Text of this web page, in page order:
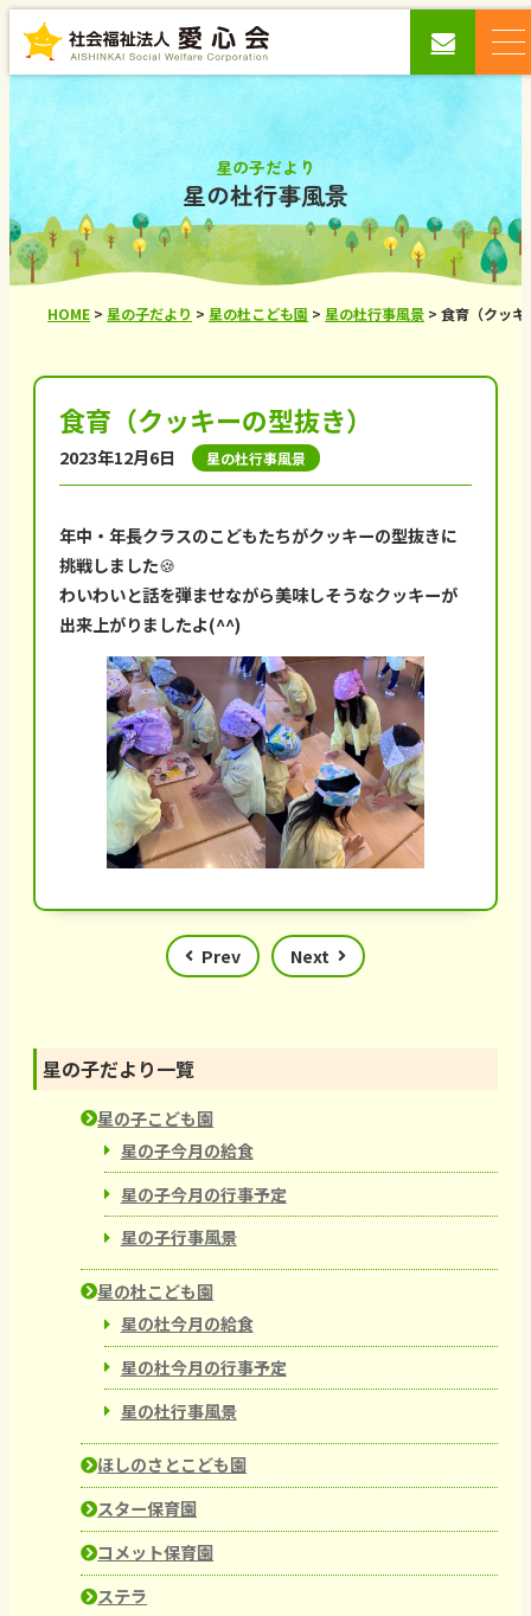
星の杜行事風景
星の子だより
HOME >星の子だより >星の杜こども園 >星の杜行事風景 >食育（クッ
食育（クッキーの型抜き）
2023年12月6日 星の杜行事風景
年中・年長クラスのこどもたちがクッキーの型抜きに
挑戦しました🍪
わいわいと話を弾ませながら美味しそうなクッキーが
出来上がりましたよ(^^)
Prev Next
星の子だより一覽
星の子こども園
星の子今月の給食
星の子今月の行事予定
星の子行事風景
星の杜こども園
星の杜今月の給食
星の杜今月の行事予定
星の杜行事風景
ほしのさとこども園
スター保育園
コメット保育園
ステラ